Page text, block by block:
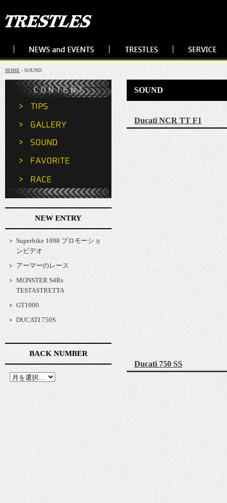
HOME › SOUND
SOUND
Ducati NCR TT F1
Ducati 750 SS
NEW ENTRY
Superbike 1098 プロモーショ
ンビデオ
アーマーのレース
MONSTER S4Rs
TESTASTRETTA
GT1000
DUCATI 750S
BACK NUMBER